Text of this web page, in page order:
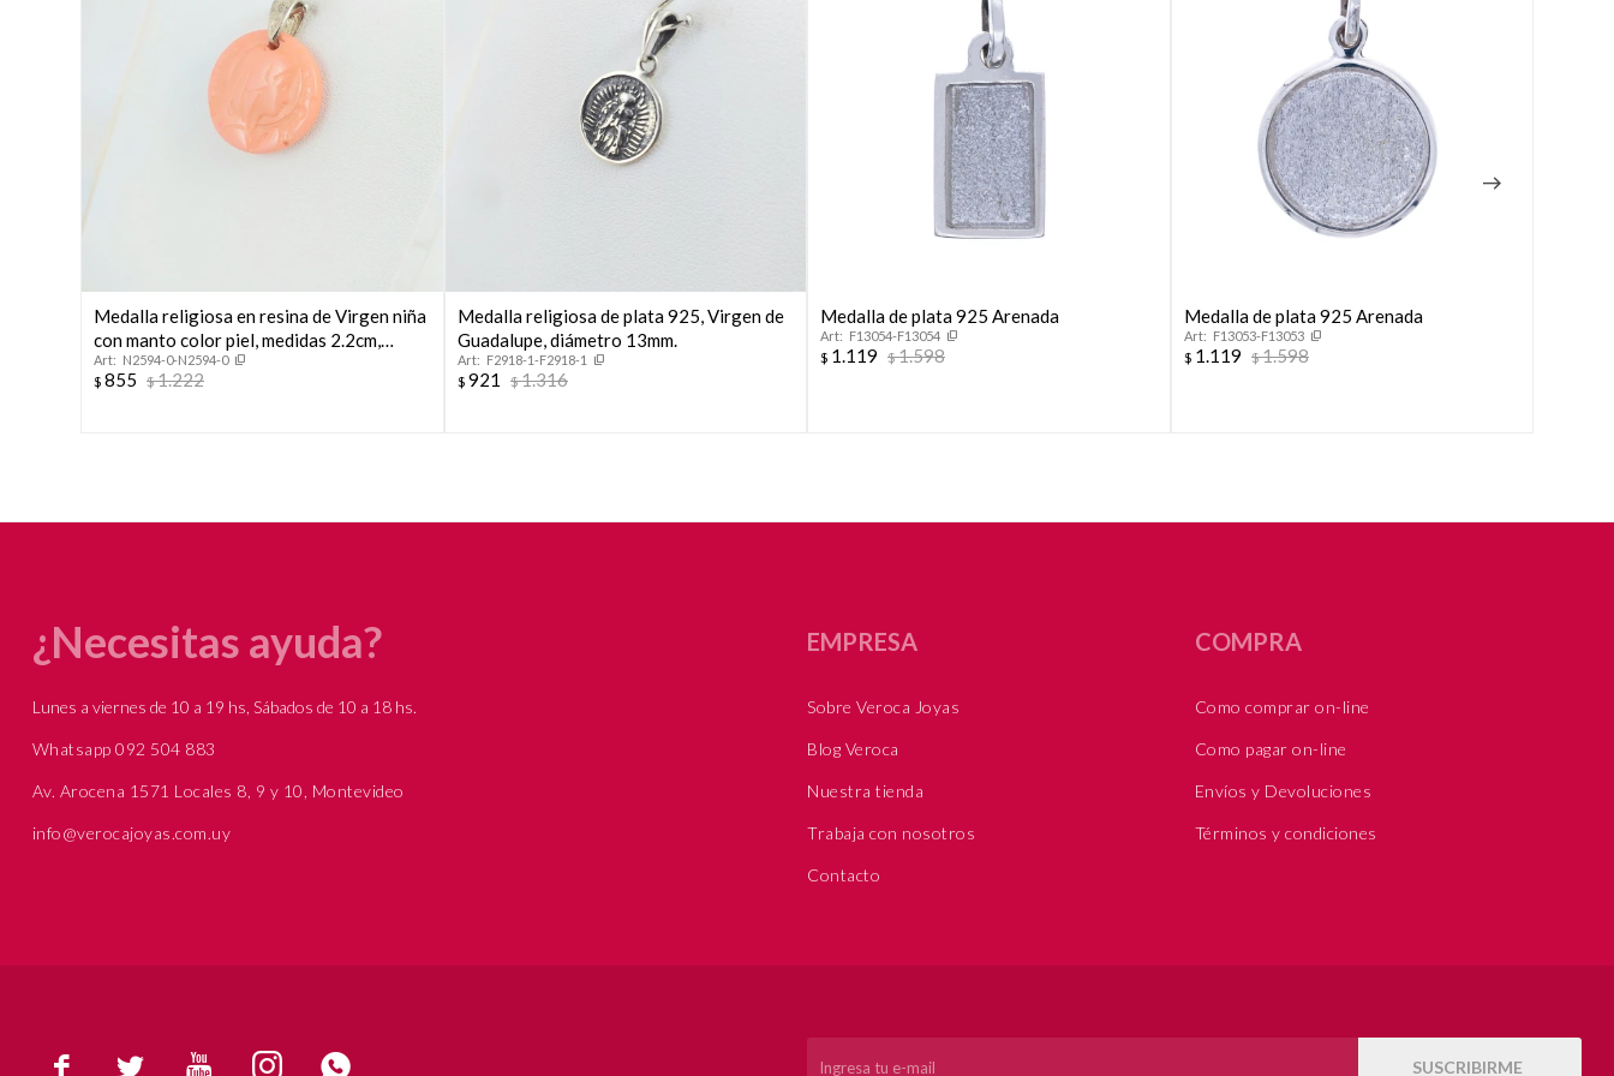
Medalla religiosa en resina de Virgen niña
con manto color piel, medidas 2.2cm,
argolla de plata 925.
N2594-0-N2594-0
$ 855 $1.222
Medalla religiosa de plata 925, Virgen de
Guadalupe, diámetro 13mm.
F2918-1-F2918-1
$ 921 $1.316
Medalla de plata 925 Arenada
F13054-F13054
$ 1.119 $1.598
Medalla de plata 925 Arenada
F13053-F13053
$ 1.119 $1.598
     SUSCRIBIRME
¿Necesitas ayuda?
Lunes a viernes de 10 a 19 hs, Sábados de 10 a 18 hs.
Whatsapp 092 504 883
Av. Arocena 1571 Locales 8, 9 y 10, Montevideo
info@verocajoyas.com.uy
EMPRESA
Sobre Veroca Joyas
Blog Veroca
Nuestra tienda
Trabaja con nosotros
Contacto
COMPRA
Como comprar on-line
Como pagar on-line
Envíos y Devoluciones
Términos y condiciones
Día
* sujeto a aprobación crediticia. El monto disponible puede